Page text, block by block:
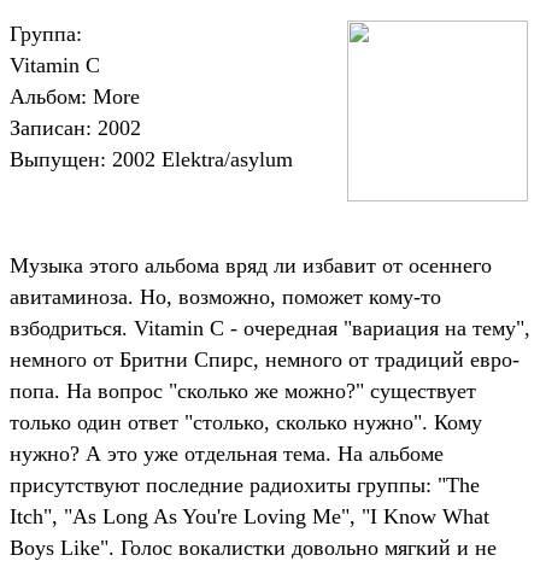
Группа:
Vitamin С
Альбом: More
Записан: 2002
Выпущен: 2002 Elektra/asylum
Музыка этого альбома вряд ли избавит от осеннего
авитаминоза. Но, возможно, поможет кому-то
взбодриться. Vitamin С - очередная "вариация на тему",
немного от Бритни Спирс, немного от традиций евро-
попа. На вопрос "сколько же можно?" существует
только один ответ "столько, сколько нужно". Кому
нужно? А это уже отдельная тема. На альбоме
присутствуют последние радиохиты группы: "The
Itch", "As Long As You're Loving Me", "I Know What
Boys Like". Голос вокалистки довольно мягкий и не